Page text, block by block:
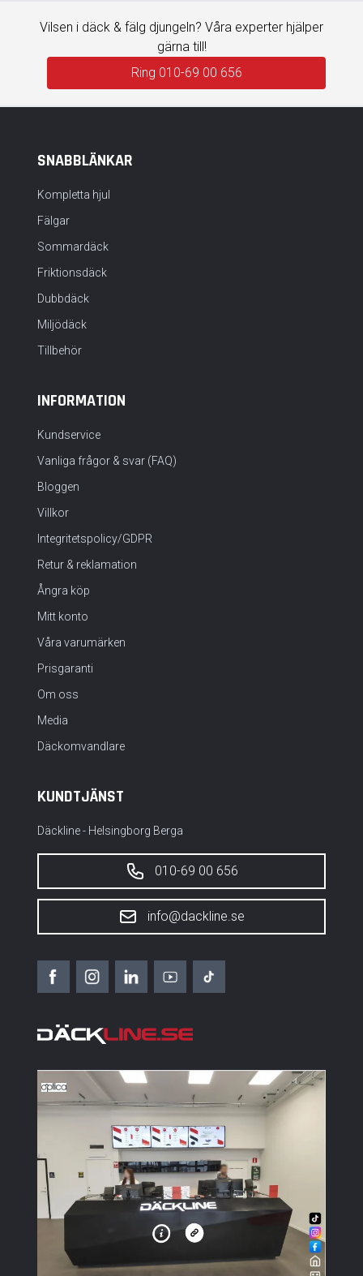
Vilsen i däck & fälg djungeln? Våra experter hjälper
gärna till!
Ring 010-69 00 656
SNABBLÄNKAR
Kompletta hjul
Fälgar
Sommardäck
Friktionsdäck
Dubbdäck
Miljödäck
Tillbehör
INFORMATION
Kundservice
Vanliga frågor & svar (FAQ)
Bloggen
Villkor
Integritetspolicy/GDPR
Retur & reklamation
Ångra köp
Mitt konto
Våra varumärken
Prisgaranti
Om oss
Media
Däckomvandlare
KUNDTJÄNST
Däckline - Helsingborg Berga
010-69 00 656
info@dackline.se